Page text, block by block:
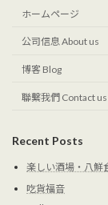
ホームページ
公司信息 About us
博客 Blog
聯繫我們 Contact us
Recent Posts
楽しい酒場・八
吃貨福音